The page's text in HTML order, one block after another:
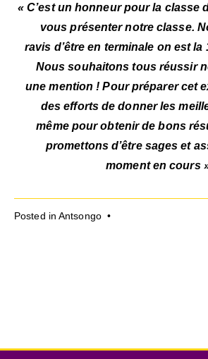
« C’est un honneur pour la classe
vous présenter notre classe.
ravis d’être en terminale on est la
Nous souhaitons tous réussir
une mention ! Pour préparer cet
des efforts de donner les
même pour obtenir de bons
promettons d’être sages et
moment en cours
Posted in Antsongo•